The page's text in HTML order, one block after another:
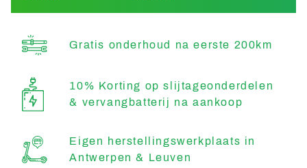
Gratis onderhoud na eerste 200km
10% Korting op slijtageonderdelen
& vervangbatterij na aankoop
Eigen herstellingswerkplaats in
Antwerpen & Leuven